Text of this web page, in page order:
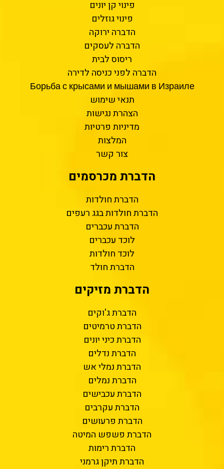
פינוי קן יונים
פינוי גוזלים
הדברה ירוקה
הדברה לעסקים
ריסוס לבית
הדברה לפני כניסה לדירה
Борьба с крысами и мышами в Израиле
תנאי שימוש
הצהרת נגישות
מדיניות פרטיות
המלצות
צור קשר
הדברת מכרסמים
הדברת חולדות
הדברת חולדות בגג רעפים
הדברת עכברים
לוכד עכברים
לוכד חולדות
הדברת חולד
הדברת מזיקים
הדברת ג'וקים
הדברת טרמיטים
הדברת כיני יונים
הדברת נדלים
הדברת נמלי אש
הדברת נמלים
הדברת עכבישים
הדברת עקרבים
הדברת פרעושים
הדברת פשפש המיטה
הדברת רימות
הדברת תיקן גרמני